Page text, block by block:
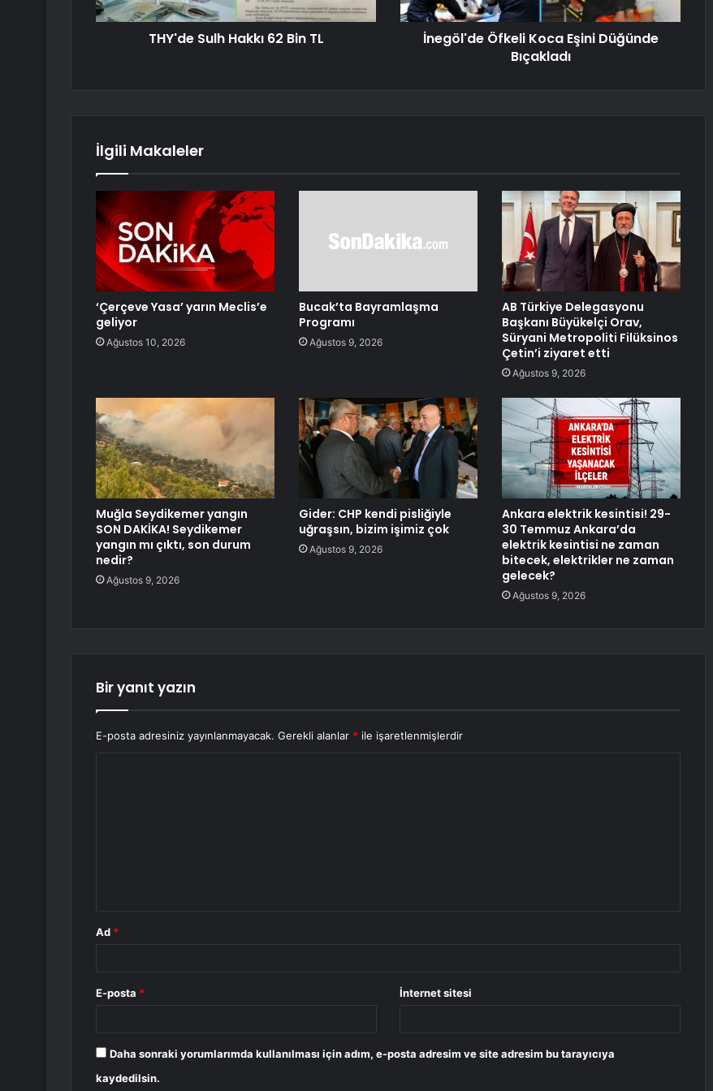
THY'de Sulh Hakkı 62 Bin TL
İnegöl'de Öfkeli Koca Eşini Düğünde
Bıçakladı
İlgili Makaleler
‘Çerçeve Yasa’ yarın Meclis’e
geliyor
Ağustos 10, 2026
Bucak’ta Bayramlaşma
Programı
Ağustos 9, 2026
AB Türkiye Delegasyonu
Başkanı Büyükelçi Orav,
Süryani Metropoliti Filüksinos
Çetin’i ziyaret etti
Ağustos 9, 2026
Muğla Seydikemer yangın
SON DAKİKA! Seydikemer
yangın mı çıktı, son durum
nedir?
Ağustos 9, 2026
Gider: CHP kendi pisliğiyle
uğraşsın, bizim işimiz çok
Ağustos 9, 2026
Ankara elektrik kesintisi! 29-
30 Temmuz Ankara’da
elektrik kesintisi ne zaman
bitecek, elektrikler ne zaman
gelecek?
Ağustos 9, 2026
Bir yanıt yazın
E-posta adresiniz yayınlanmayacak. Gerekli alanlar * ile işaretlenmişlerdir
Ad *
E-posta * İnternet sitesi
Daha sonraki yorumlarımda kullanılması için adım, e-posta adresim ve site adresim bu tarayıcıya
kaydedilsin.